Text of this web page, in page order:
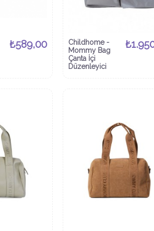
₺589,00
Childhome -
Mommy Bag
Çanta İçi
Düzenleyici